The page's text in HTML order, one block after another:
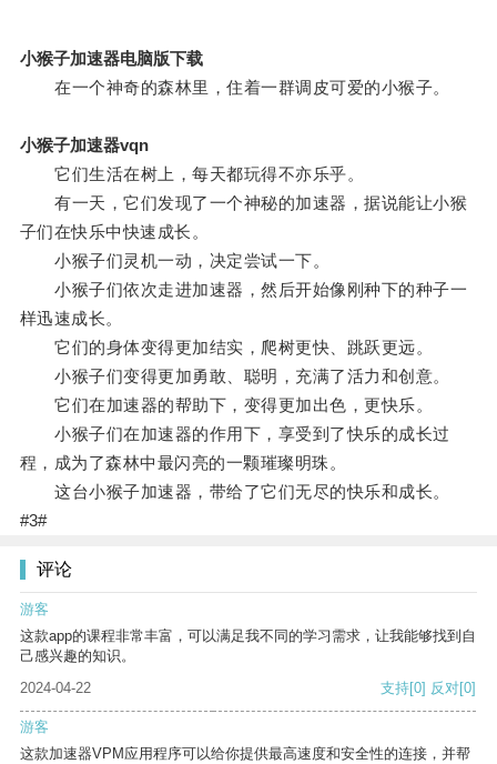
小猴子加速器电脑版下载
在一个神奇的森林里，住着一群调皮可爱的小猴子。
小猴子加速器vqn
它们生活在树上，每天都玩得不亦乐乎。
有一天，它们发现了一个神秘的加速器，据说能让小猴
子们在快乐中快速成长。
小猴子们灵机一动，决定尝试一下。
小猴子们依次走进加速器，然后开始像刚种下的种子一
样迅速成长。
它们的身体变得更加结实，爬树更快、跳跃更远。
小猴子们变得更加勇敢、聪明，充满了活力和创意。
它们在加速器的帮助下，变得更加出色，更快乐。
小猴子们在加速器的作用下，享受到了快乐的成长过
程，成为了森林中最闪亮的一颗璀璨明珠。
这台小猴子加速器，带给了它们无尽的快乐和成长。
#3#
评论
游客
这款app的课程非常丰富，可以满足我不同的学习需求，让我能够找到自
己感兴趣的知识。
2024-04-22
支持[0] 反对[0]
游客
这款加速器VPM应用程序可以给你提供最高速度和安全性的连接，并帮